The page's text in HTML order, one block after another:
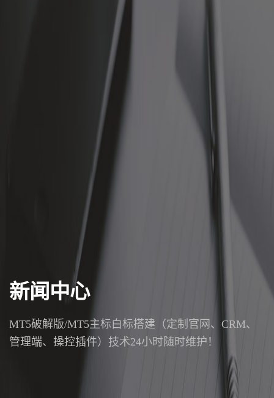
新闻中心
MT5破解版/MT5主标白标搭建（定制官网、CRM、
管理端、操控插件）技术24小时随时维护！